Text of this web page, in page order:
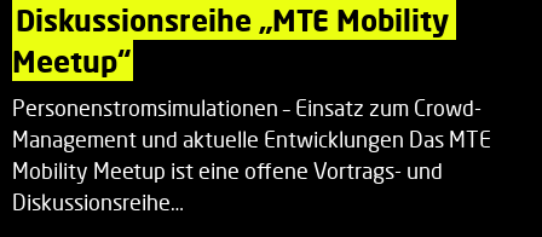
Diskussionsreihe „MTE Mobility
Meetup“
Personenstromsimulationen – Einsatz zum Crowd-
Management und aktuelle Entwicklungen Das MTE
Mobility Meetup ist eine offene Vortrags- und
Diskussionsreihe…